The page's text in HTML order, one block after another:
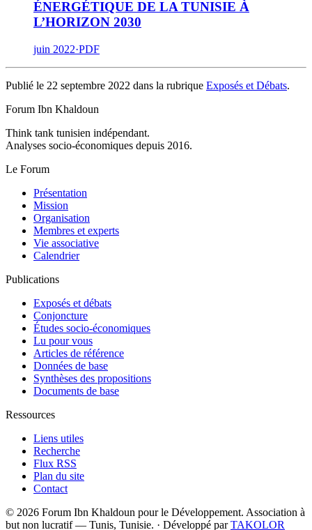
ÉNERGÉTIQUE DE LA TUNISIE À
L’HORIZON 2030
juin 2022·PDF
Publié le 22 septembre 2022 dans la rubrique Exposés et Débats.
Forum Ibn Khaldoun
Think tank tunisien indépendant.
Analyses socio-économiques depuis 2016.
Le Forum
Présentation
Mission
Organisation
Membres et experts
Vie associative
Calendrier
Publications
Exposés et débats
Conjoncture
Études socio-économiques
Lu pour vous
Articles de référence
Données de base
Synthèses des propositions
Documents de base
Ressources
Liens utiles
Recherche
Flux RSS
Plan du site
Contact
© 2026 Forum Ibn Khaldoun pour le Développement. Association à
but non lucratif — Tunis, Tunisie. · Développé parTAKOLOR